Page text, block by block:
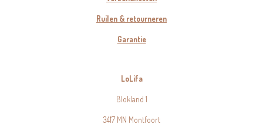
Ruilen & retourneren
Garantie
LoLifa
Blokland 1
3417 MN Montfoort